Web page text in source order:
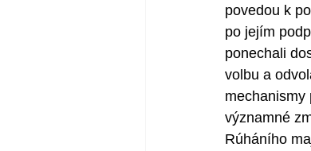
povedou k
po jejím
ponechali
volbu a
mechanismy
významné
Rúháního